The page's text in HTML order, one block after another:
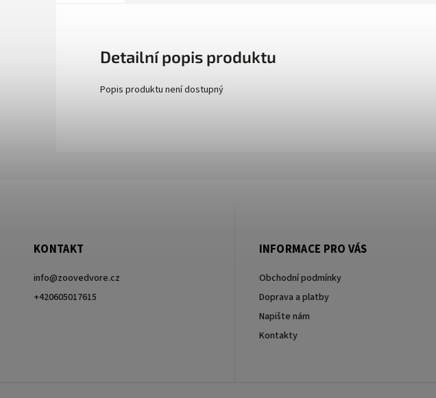
Detailní popis produktu
Popis produktu není dostupný
KONTAKT
info@zoovedvore.cz
+420605017615
INFORMACE PRO VÁS
Obchodní podmínky
Doprava a platby
Napište nám
Kontakty